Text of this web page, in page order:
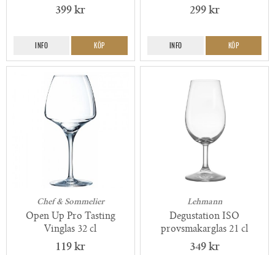
399 kr
INFO KÖP
299 kr
INFO KÖP
Chef & Sommelier
Open Up Pro Tasting
Vinglas 32 cl
119 kr
Lehmann
Degustation ISO
provsmakarglas 21 cl
349 kr